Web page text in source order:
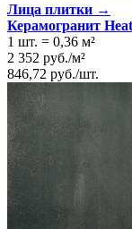
Лица плитки →
Керамогранит
1 шт. = 0,36 м²
2 352 руб./м²
846,72 руб./шт.